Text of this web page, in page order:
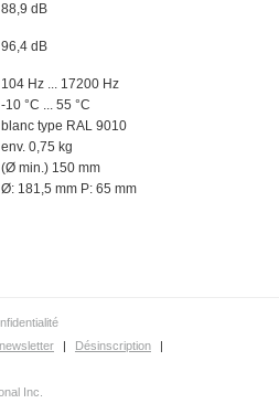
88,9 dB
96,4dB
104 Hz ... 17200 Hz
-10 °C ... 55 °C
blanc type RAL 9010
env. 0,75 kg
(Ø min.) 150 mm
Ø: 181,5 mm P: 65 mm
| Désinscription
|
Inc.